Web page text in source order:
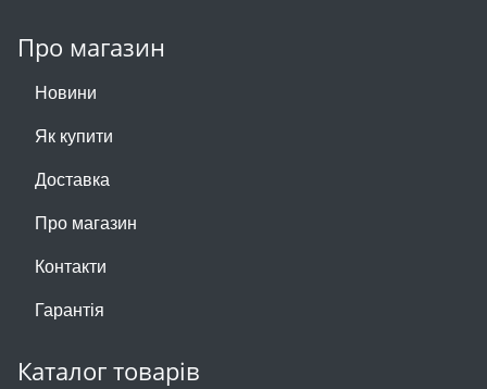
Про магазин
Новини
Як купити
Доставка
Про магазин
Контакти
Гарантія
Каталог товарів